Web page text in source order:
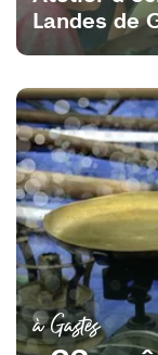
Landes de
à Gastes